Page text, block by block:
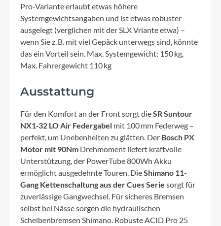
Pro‑Variante erlaubt etwas höhere
Systemgewichtsangaben und ist etwas robuster
ausgelegt (verglichen mit der SLX Vriante etwa) –
wenn Sie z. B. mit viel Gepäck unterwegs sind, könnte
das ein Vorteil sein. Max. Systemgewicht: 150 kg,
Max. Fahrergewicht 110 kg
Ausstattung
Für den Komfort an der Front sorgt dieSR Suntour
NX1‑32 LO Air Federgabel mit 100 mm Federweg –
perfekt, um Unebenheiten zu glätten. Der Bosch PX
Motor mit 90Nm Drehmoment liefert kraftvolle
Unterstützung, der PowerTube 800Wh Akku
ermöglicht ausgedehnte Touren. DieShimano 11-
Gang Kettenschaltung aus der Cues Serie sorgt für
zuverlässige Gangwechsel. Für sicheres Bremsen
selbst bei Nässe sorgen die hydraulischen
Scheibenbremsen Shimano. Robuste ACID Pro 25